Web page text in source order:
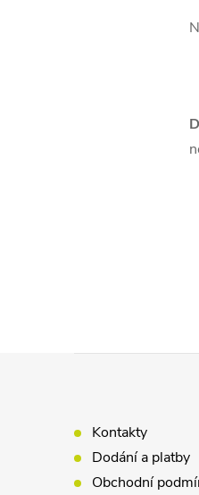
Kontakty
Dodání a platby
Obchodní